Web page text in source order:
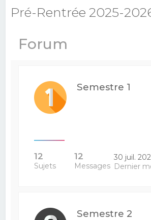
Pré-Rentrée 2025-
Forum
Semestre 1
12
Sujets
12
Messages
30 juil.
Dernier
Semestre 2